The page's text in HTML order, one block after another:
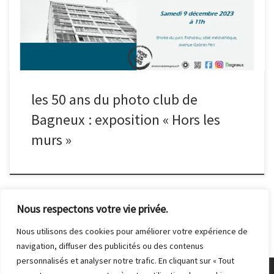
Nous respectons votre vie privée.
Nous utilisons des cookies pour améliorer votre expérience de
navigation, diffuser des publicités ou des contenus
personnalisés et analyser notre trafic. En cliquant sur « Tout
Venez admirer leurs œuvres, quelle que soit l’heure du jour ou de
les 50 ans du photo club de
Bagneux : exposition « Hors les
murs »